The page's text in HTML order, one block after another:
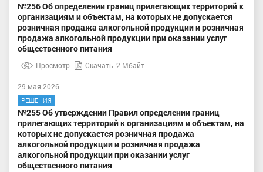
№256 Об определении границ прилегающих территорий к
организациям и объектам, на которых не допускается
розничная продажа алкогольной продукции и розничная
продажа алкогольной продукции при оказании услуг
общественного питания
Просмотр Скачать 2 Мбайт
29 мая 2026
РЕШЕНИЯ
№255 Об утверждении Правил определении границ
прилегающих территорий к организациям и объектам, на
которых не допускается розничная продажа
алкогольной продукции и розничная продажа
алкогольной продукции при оказании услуг
общественного питания